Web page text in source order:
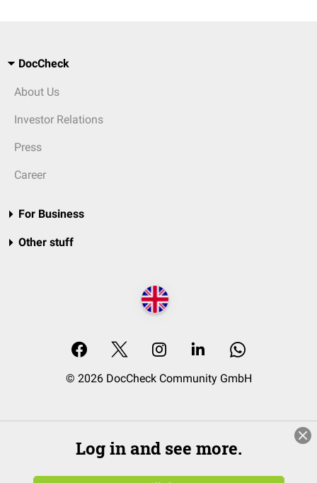
DocCheck
About Us
Investor Relations
Press
Career
For Business
Other stuff
© 2026 DocCheck Community GmbH
Log in and see more.